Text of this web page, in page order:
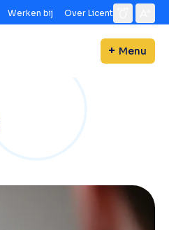
Werken bij Over Licent
Menu